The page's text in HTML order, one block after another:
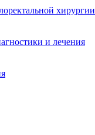
хирургии
и лечения